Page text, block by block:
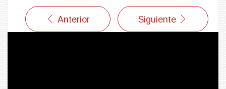
Anterior Siguiente